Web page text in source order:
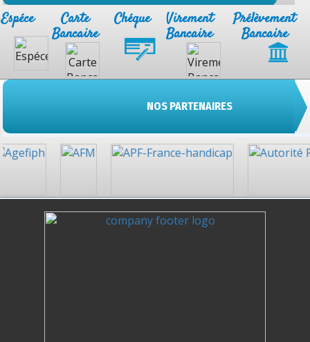
Espéce Carte
Bancaire
Chéque Virement
Bancaire
Prélèvement
Bancaire
NOS PARTENAIRES